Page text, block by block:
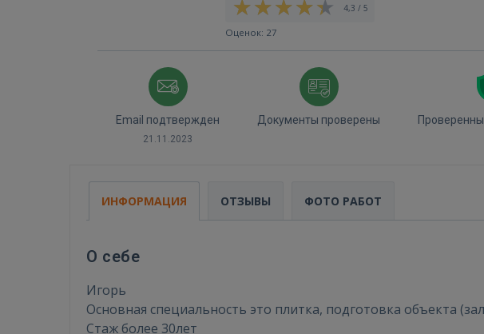
4,3 / 5
Оценок: 27
Email подтвержден
21.11.2023
Документы проверены
ИНФОРМАЦИЯ ОТЗЫВЫ ФОТО РАБОТ
О себе
Игорь
Основная специальность это плитка, подготовка объекта
Стаж более 30лет